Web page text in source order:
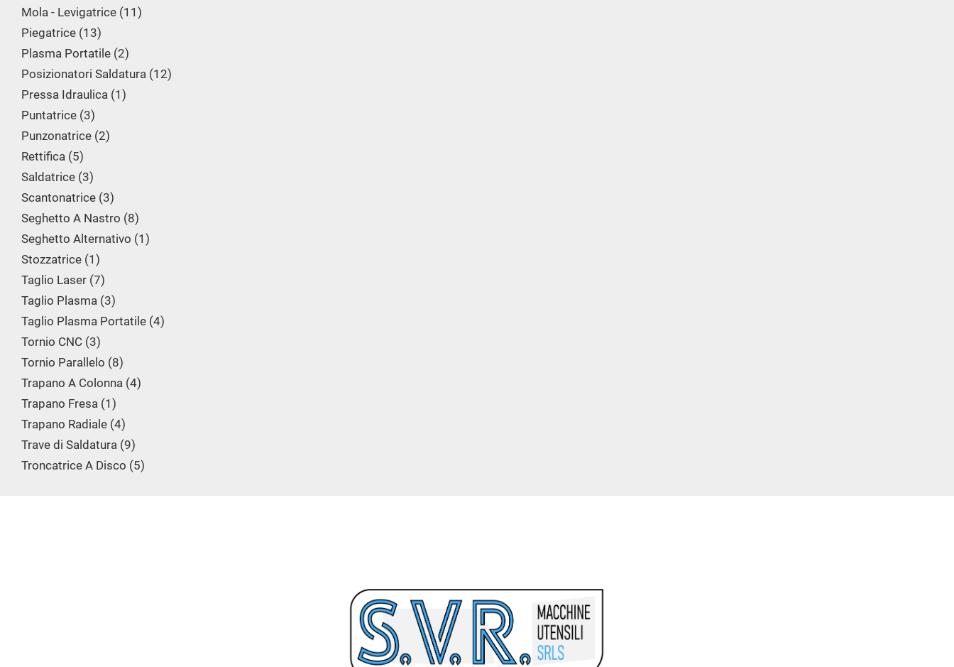
Mola - Levigatrice 11
Piegatrice 13
Plasma Portatile 2
Posizionatori Saldatura 12
Pressa Idraulica 1
Puntatrice 3
Punzonatrice 2
Rettifica 5
Saldatrice 3
Scantonatrice 3
Seghetto A Nastro 8
Seghetto Alternativo 1
Stozzatrice 1
Taglio Laser 7
Taglio Plasma 3
Taglio Plasma Portatile 4
Tornio CNC 3
Tornio Parallelo 8
Trapano A Colonna 4
Trapano Fresa 1
Trapano Radiale 4
Trave di Saldatura 9
Troncatrice A Disco 5